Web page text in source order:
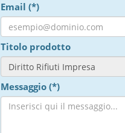
Email (*)
Titolo prodotto
Messaggio (*)